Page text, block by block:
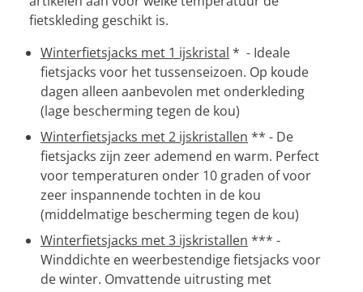
fietskleding geschikt is.
Winterfietsjacks met 1 ijskristal * - Ideale
fietsjacks voor het tussenseizoen. Op koude
dagen alleen aanbevolen met onderkleding
(lage bescherming tegen de kou)
Winterfietsjacks met 2 ijskristallen ** - De
fietsjacks zijn zeer ademend en warm. Perfect
voor temperaturen onder 10 graden of voor
zeer inspannende tochten in de kou
(middelmatige bescherming tegen de kou)
Winterfietsjacks met 3 ijskristallen *** -
Winddichte en weerbestendige fietsjacks voor
de winter. Omvattende uitrusting met